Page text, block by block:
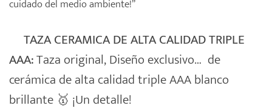
cuidado del medio ambiente!”
TAZA CERAMICA DE ALTA CALIDAD TRIPLE
AAA:Taza original, Diseño exclusivo… de
cerámica de alta calidad triple AAA blanco
brillante 🥇 ¡Un detalle!